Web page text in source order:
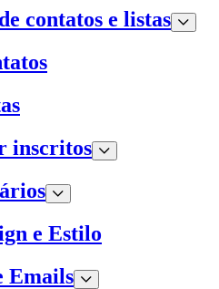
contatos e listas
inscritos
e Estilo
Emails